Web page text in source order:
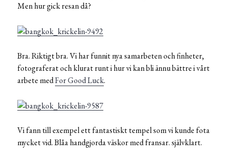
Men hur gick resan då?
Bra. Riktigt bra. Vi har funnit nya samarbeten och finheter,
fotograferat och klurat runt i hur vi kan bli ännu bättre i vårt
arbete medFor Good Luck.
Vi fann till exempel ett fantastiskt tempel som vi kunde fota
mycket vid. Blåa handgjorda väskor med fransar. självklart.